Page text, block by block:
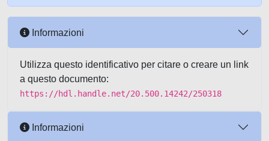
Informazioni
Utilizza questo identificativo per citare o creare un link
a questo documento:
https://hdl.handle.net/20.500.14242/250318
Informazioni